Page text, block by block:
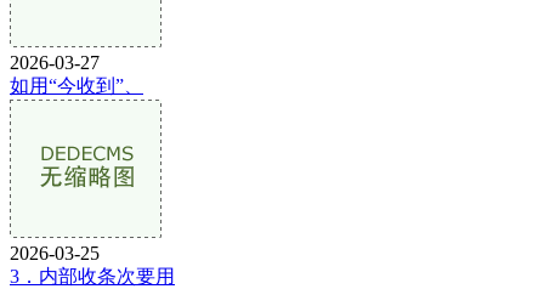
2026-03-27
如用“今收到”、
2026-03-25
3．内部收条次要用